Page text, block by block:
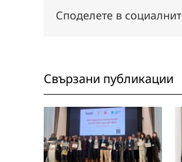
Споделете в
Свързани публикации